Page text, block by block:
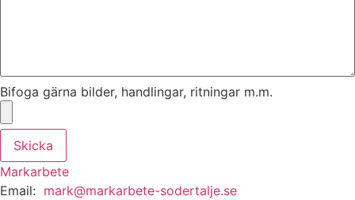
Bifoga gärna bilder, handlingar, ritningar m.m.
Skicka
Markarbete
Email: mark@markarbete-sodertalje.se